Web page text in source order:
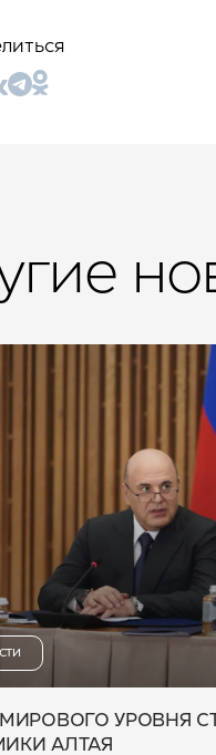
МИРОВОГО УРОВНЯ
АЛТАЯ